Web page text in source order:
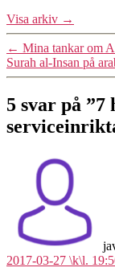
Visa arkiv →
← Mina tankar om
Surah al-Insan på
5 svar på
2017-03-27 \k\l.